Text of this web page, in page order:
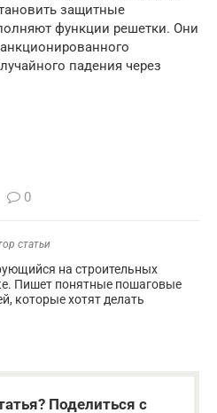
защитные
функции решетки. Они
падения через
0
статьи
на строительных
Пишет понятные пошаговые
которые хотят делать
Поделиться с